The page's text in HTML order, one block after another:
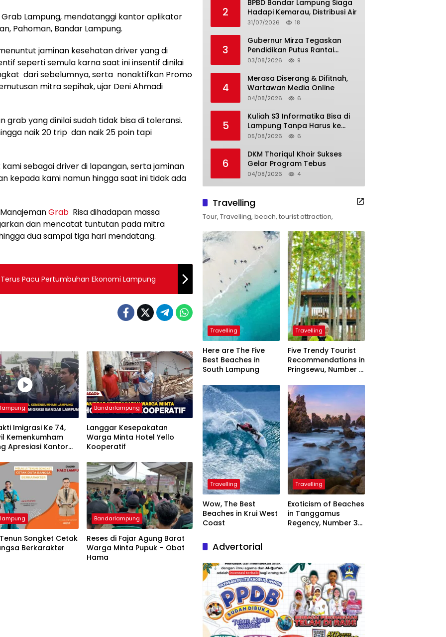
Lampung, mendatanggi kantor aplikator
Pahoman, Bandar Lampung.
jaminan kesehatan driver yang di
seperti semula karna saat ini insentif dinilai
dari sebelumnya, serta nonaktifkan Promo
mitra sepihak, ujar Deni Ahmadi
grab yang dinilai sudah tidak bisa di toleransi.
naik 20 trip dan naik 25 poin tapi
sebagai driver di lapangan, serta jaminan
kepada kami namun hingga saat ini tidak ada
Grab Risa dihadapan massa
dan mencatat tuntutan pada mitra
dua sampai tiga hari mendatang.
Terus Pacu Pertumbuhan Ekonomi Lampung
Imigrasi Ke 74,
Kemenkumham
Apresiasi Kantor
Bandarlampung
Langgar Kesepakatan
Warga Minta Hotel Yello
Kooperatif
Songket Cetak
Berkarakter
Bandarlampung
Reses di Fajar Agung Barat
Warga Minta Pupuk – Obat
Hama
2
BPBD Bandar Lampung Siaga
Hadapi Kemarau, Distribusi Air
31/07/2026 18
3
Gubernur Mirza Tegaskan
Pendidikan Putus Rantai
Kemiskinan
03/08/2026 9
4
Merasa Diserang & Difitnah,
Wartawan Media Online
04/08/2026 6
5
Kuliah S3 Informatika Bisa di
Lampung Tanpa Harus ke
Luar Daerah
05/08/2026 6
6
DKM Thoriqul Khoir Sukses
Gelar Program Tebus
04/08/2026 4
Travelling
Tour, Travelling, beach, tourist attraction,
Travelling
Here are The Five
Best Beaches in
South Lampung
Travelling
Five Trendy Tourist
Recommendations in
Pringsewu, Number 3
President
Travelling
Wow, The Best
Beaches in Krui West
Coast
Travelling
Exoticism of Beaches
in Tanggamus
Regency, Number 3
Advertorial